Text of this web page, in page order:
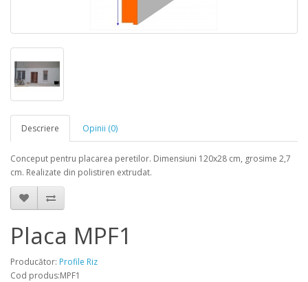
Descriere Opinii (0)
Conceput pentru placarea peretilor. Dimensiuni 120x28 cm, grosime 2,7
cm. Realizate din polistiren extrudat.
Placa MPF1
Producător: Profile Riz
Cod produs:MPF1